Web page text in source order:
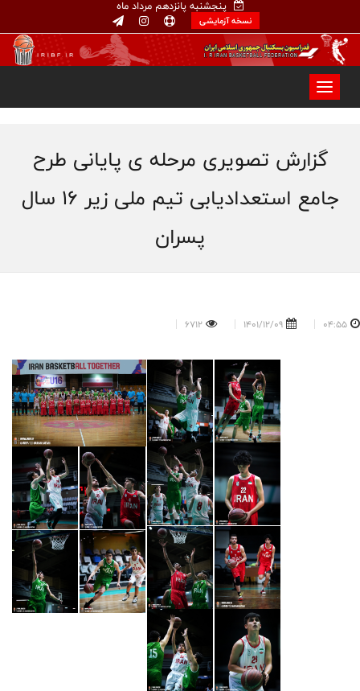
پنجشنبه پانزدهم مرداد ماه
نسخه آزمایشی
گزارش تصویری مرحله ی پایانی طرح
جامع استعدادیابی تیم ملی زیر ۱۶ سال
پسران
04:55
1401/12/09
6712